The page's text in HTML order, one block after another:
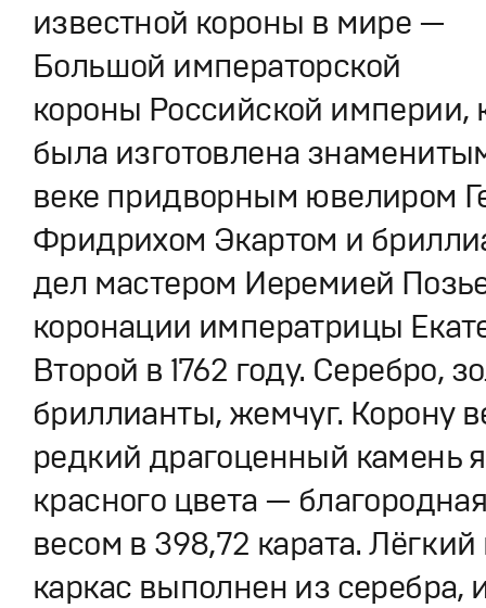
известной короны в мире —
Большой императорской
короны Российской империи,
была изготовлена
веке придворным ювелиром
Фридрихом Экартом и
дел мастером Иеремией
коронации императрицы
Второй в 1762 году. Cеребро,
бриллианты, жемчуг. Корону
редкий драгоценный камень
красного цвета —
весом в 398,72 карата.
каркас выполнен из серебра,